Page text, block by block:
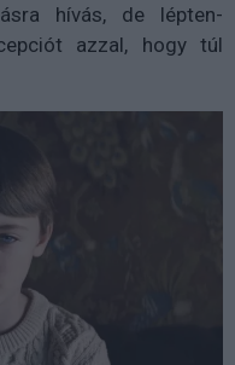
hívás, de lépten-
azzal, hogy túl